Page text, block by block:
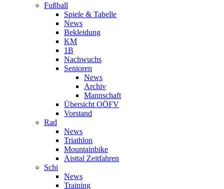
Fußball
Spiele & Tabelle
News
Bekleidung
KM
1B
Nachwuchs
Senioren
News
Archiv
Mannschaft
Übersicht OÖFV
Vorstand
Rad
News
Triathlon
Mountainbike
Aisttal Zeitfahren
Schi
News
Training